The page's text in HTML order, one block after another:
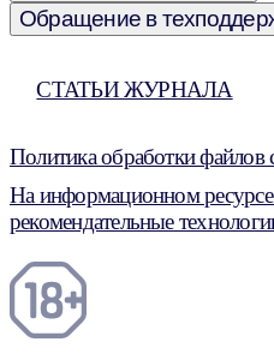
Обращение в
СТАТЬИ ЖУРНАЛА
Политика обработки файлов
На информационном
рекомендательные